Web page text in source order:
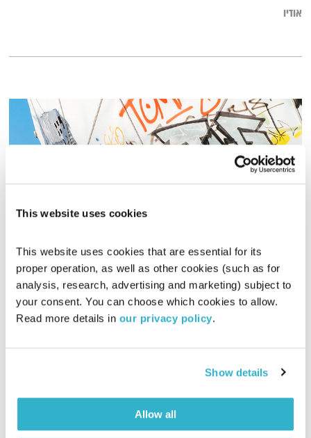
This website uses cookies
This website uses cookies that are essential for its
proper operation, as well as other cookies (such as for
analysis, research, advertising and marketing) subject to
your consent. You can choose which cookies to allow.
Read more details in our privacy policy.
Show details
Allow all
אודיו
אירי ריקין
21.03.18
00:58:38
אסוציאטיבית וחופשית.
אודיו